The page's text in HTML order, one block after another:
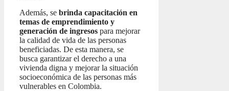
Además, se brinda capacitación en
temas de emprendimiento y
generación de ingresos para mejorar
la calidad de vida de las personas
beneficiadas. De esta manera, se
busca garantizar el derecho a una
vivienda digna y mejorar la situación
socioeconómica de las personas más
vulnerables en Colombia.